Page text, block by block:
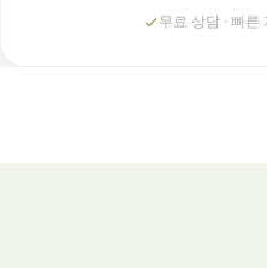
무료 상담 · 빠른